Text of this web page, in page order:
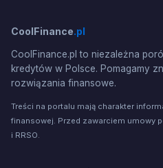
CoolFinance.pl
CoolFinance.pl to niezależna
kredytów w Polsce. Pomagamy
rozwiązania finansowe.
Treści na portalu mają charakter
finansowej. Przed zawarciem umowy
i RRSO.